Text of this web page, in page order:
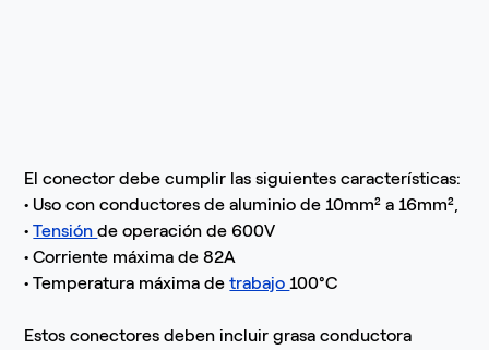
El conector debe cumplir las siguientes características:
• Uso con conductores de aluminio de 10mm² a 16mm²,
•Tensiónde operación de 600V
• Corriente máxima de 82A
• Temperatura máxima detrabajo100°C
Estos conectores deben incluir grasa conductora